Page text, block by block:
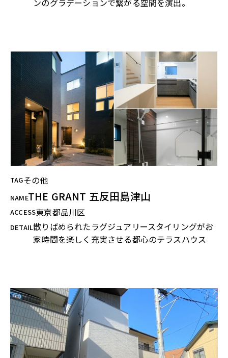
TAGその他
NAMETHE GRANT 五反田島津山
ACCESS東京都品川区
DETAIL散りばめられたラグジュアリースタイリングがお
家時間を楽しく充実させる都心のテラスハウス